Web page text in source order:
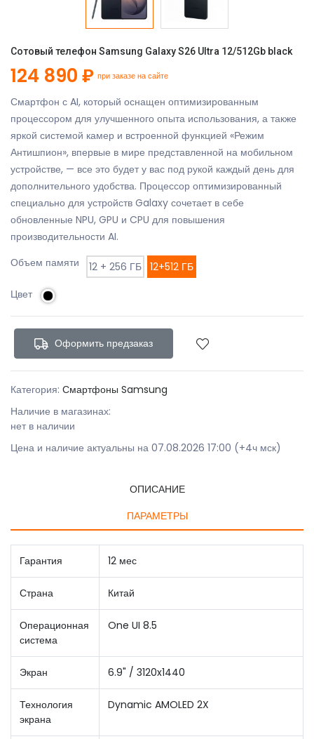
Сотовый телефон Samsung Galaxy S26 Ultra 12/512Gb black
124 890 ₽ при заказе на сайте
Смартфон с AI, который оснащен оптимизированным
процессором для улучшенного опыта использования, а также
яркой системой камер и встроенной функцией «Режим
Антишпион», впервые в мире представленной на мобильном
устройстве, — все это будет у вас под рукой каждый день для
дополнительного удобства. Процессор оптимизированный
специально для устройств Galaxy сочетает в себе
обновленные NPU, GPU и CPU для повышения
производительности AI.
Объем памяти
12 + 256 ГБ 12+512 ГБ
Цвет
Оформить предзаказ
Категория: Смартфоны Samsung
Наличие в магазинах:
нет в наличии
Цена и наличие актуальны на 07.08.2026 17:00 (+4ч мск)
ОПИСАНИЕ
ПАРАМЕТРЫ
Гарантия 12 мес
Страна Китай
Операционная
система
One UI 8.5
Экран 6.9" / 3120x1440
Технология
экрана
Dynamic AMOLED 2X